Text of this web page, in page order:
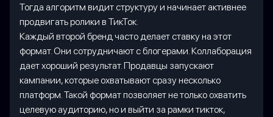
Тогда алгоритм видит структуру и начинает активнее
продвигать ролики в ТикТок.
Каждый второй бренд часто делает ставку на этот
формат. Они сотрудничают с блогерами. Коллаборация
дает хороший результат. Продавцы запускают
кампании, которые охватывают сразу несколько
платформ. Такой формат позволяет не только охватить
целевую аудиторию, но и выйти за рамки тикток,